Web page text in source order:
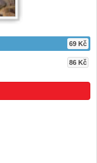
69 Kč
86 Kč